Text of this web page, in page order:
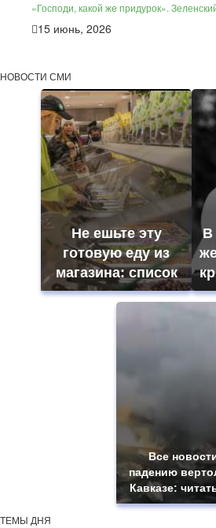
«Господи, какой же придурок».
15 июнь, 2026
НОВОСТИ СМИ
Не ешьте эту
готовую еду из
магазина: список
В
Все
падению
Кавказе:
ТЕМЫ ДНЯ